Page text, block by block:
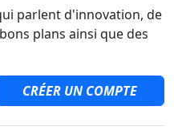
parlent d'innovation, de
plans ainsi que des
CRÉER UN COMPTE